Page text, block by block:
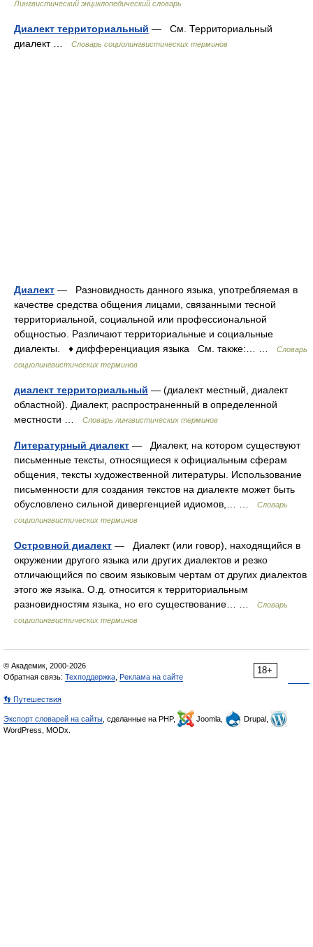
Лингвистический энциклопедический словарь
Диалект территориальный — См. Территориальный
диалект …
Словарь социолингвистических терминов
Диалект — Разновидность данного языка, употребляемая в
качестве средства общения лицами, связанными тесной
территориальной, социальной или профессиональной
общностью. Различают территориальные и социальные
диалекты. ♦ дифференциация языка См. также:… …
Словарь
социолингвистических терминов
диалект территориальный — (диалект местный, диалект
областной). Диалект, распространенный в определенной
местности …
Словарь лингвистических терминов
Литературный диалект — Диалект, на котором существуют
письменные тексты, относящиеся к официальным сферам
общения, тексты художественной литературы. Использование
письменности для создания текстов на диалекте может быть
обусловлено сильной дивергенцией идиомов,… …
Словарь
социолингвистических терминов
Островной диалект — Диалект (или говор), находящийся в
окружении другого языка или других диалектов и резко
отличающийся по своим языковым чертам от других диалектов
этого же языка. О.д. относится к территориальным
разновидностям языка, но его существование… …
Словарь
социолингвистических терминов
18+
© Академик, 2000-2026
Обратная связь: Техподдержка Реклама на сайте
👣 Путешествия
Экспорт словарей на сайты , сделанные на PHP, Joomla,
Drupal,
WordPress, MODx.